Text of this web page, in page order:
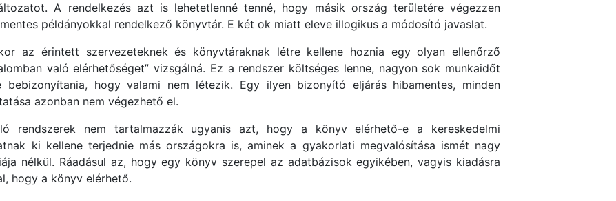
A rendelkezés azt is lehetetlenné tenné, hogy másik ország területére végezzen
példányokkal rendelkező könyvtár. E két ok miatt eleve illogikus a módosító javaslat.
az érintett szervezeteknek és könyvtáraknak létre kellene hoznia egy olyan ellenőrző
való elérhetőséget” vizsgálná. Ez a rendszer költséges lenne, nagyon sok munkaidőt
bebizonyítania, hogy valami nem létezik. Egy ilyen bizonyító eljárás hibamentes, minden
azonban nem végezhető el.
rendszerek nem tartalmazzák ugyanis azt, hogy a könyv elérhető-e a kereskedelmi
ki kellene terjednie más országokra is, aminek a gyakorlati megvalósítása ismét nagy
nélkül. Ráadásul az, hogy egy könyv szerepel az adatbázisok egyikében, vagyis kiadásra
hogy a könyv elérhető.